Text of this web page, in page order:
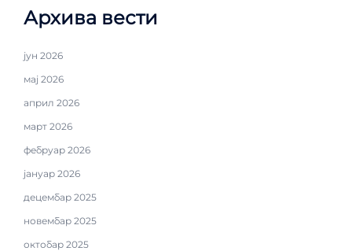
Архива вести
јун 2026
мај 2026
април 2026
март 2026
фебруар 2026
јануар 2026
децембар 2025
новембар 2025
октобар 2025